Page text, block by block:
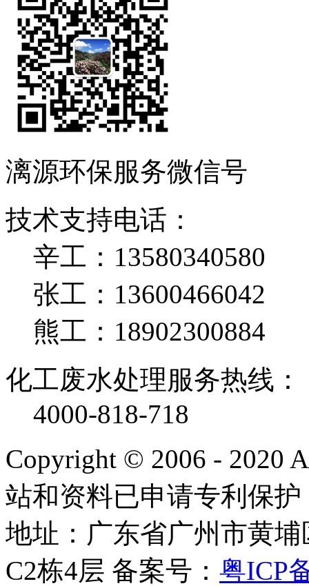
漓源环保服务微信号
技术支持电话：
辛工：13580340580
张工：13600466042
熊工：18902300884
化工废水处理服务热线：
4000-818-718
Copyright © 2006 - 2020
站和资料已申请专利保
地址：广东省广州市黄
C2栋4层 备案号： 粤ICP